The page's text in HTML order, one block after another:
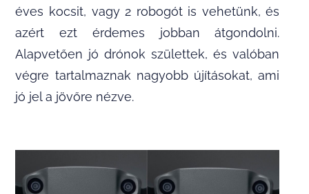
éves kocsit, vagy 2 robogót is vehetünk, és
azért ezt érdemes jobban átgondolni.
Alapvetően jó drónok születtek, és valóban
végre tartalmaznak nagyobb újításokat, ami
jó jel a jövőre nézve.